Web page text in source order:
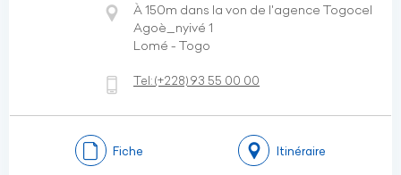
À 150m dans la von de l'agence Togocel
Agoè_nyivé 1
Lomé - Togo
Tel:(+228)93 55 00 00
Fiche Itinéraire